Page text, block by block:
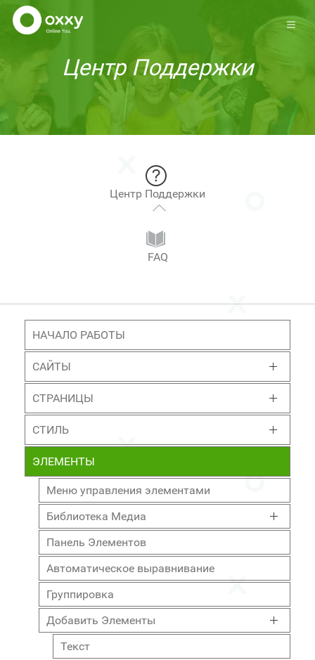
Центр Поддержки
Центр Поддержки
FAQ
НАЧАЛО РАБОТЫ
САЙТЫ
СТРАНИЦЫ
СТИЛЬ
ЭЛЕМЕНТЫ
Меню управления элементами
Библиотека Медиа
Панель Элементов
Автоматическое выравнивание
Группировка
Добавить Элементы
Текст